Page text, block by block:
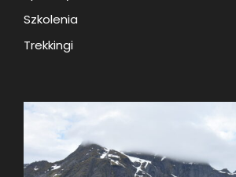
Szkolenia
Trekkingi